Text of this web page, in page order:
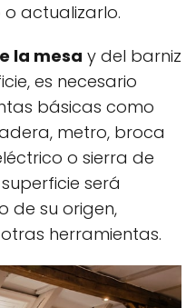
actualizarlo.
la mesa y del barniz
es necesario
básicas como
metro, broca
o sierra de
será
de su origen,
herramientas.